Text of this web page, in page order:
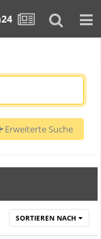
Erweiterte Suche
SORTIEREN NACH